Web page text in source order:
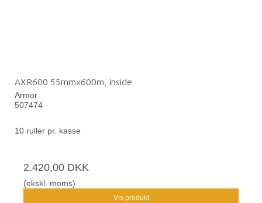
AXR600 55mmx600m, Inside
Armor
507474
10 ruller pr. kasse
2.420,00 DKK
(ekskl. moms)
Vis produkt